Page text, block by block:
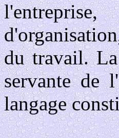
du travail.
servante de
langage